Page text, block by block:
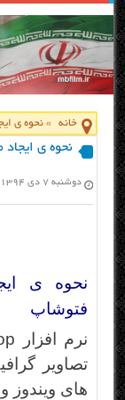
خانه »نحوه ی
نحوه ی ایجاد
دوشنبه ۷ دی ۱۳۹۴
نحوه ی
فتوشاپ
تصاویر
های ویندوز و OSX طراحی شده است.